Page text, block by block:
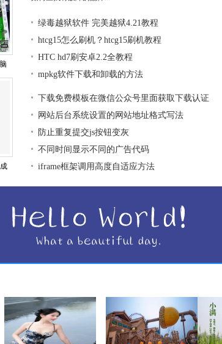
绿毒越狱软件 完美越狱4.21教程
htcg15怎么刷机？htcg15刷机教程
HTC hd7刷安卓2.2全教程
mpkg软件下载和卸载的方法
下载免费模板在微信公众号里面获取下载认证
网站后台系统设置的网站地址格式写法
防止重复提交js按钮变灰
不同时间显示不同的广告代码
iframe框架调用高度自适应方法